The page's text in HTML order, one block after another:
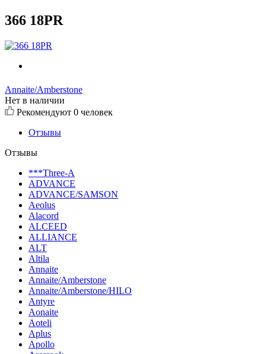
366 18PR
Annaite/Amberstone
Нет в наличии
Рекомендуют 0 человек
Отзывы
Отзывы
***Three-A
ADVANCE
ADVANCE/SAMSON
Aeolus
Alacord
ALCEED
ALLIANCE
ALT
Altila
Annaite
Annaite/Amberstone
Annaite/Amberstone/HILO
Antyre
Aonaite
Aoteli
Aplus
Apollo